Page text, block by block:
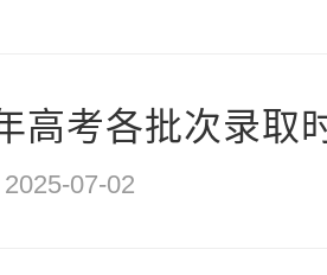
高考各批次录取
2025-07-02